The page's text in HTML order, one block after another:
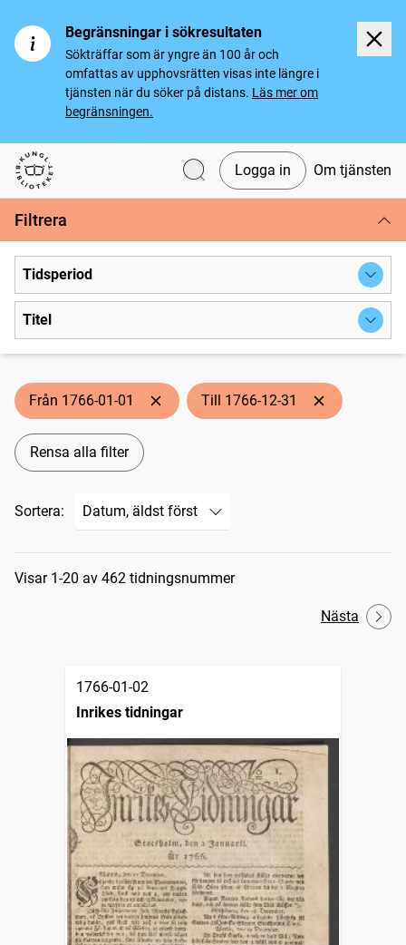
Begränsningar i sökresultaten
Sökträffar som är yngre än 100 år och
omfattas av upphovsrätten visas inte längre i
tjänsten när du söker på distans. Läs mer om
begränsningen.
Svenska tidningar
Logga in Om tjänsten
Filtrera
Tidsperiod
Titel
Från 1766-01-01 Till 1766-12-31
Rensa alla filter
Sortera:
Sökresultat
Visar 1-20 av 462 tidningsnummer
Nästa
1766-01-02
Inrikes tidningar